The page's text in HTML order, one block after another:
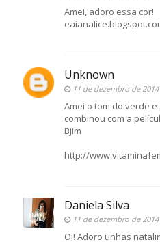
Amei, adoro essa cor!
Unknown
11 de dezembro de 2014
Amei o tom do verde
combinou com a
Bjim
http://
Daniela Silva
11 de dezembro de 2014
Oi! Adoro unhas